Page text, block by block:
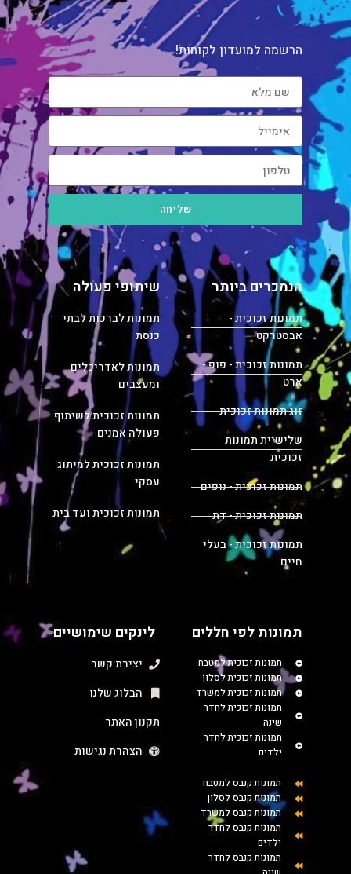
הרשמה למועדון לקוחות!
שליחה
הנמכרים ביותר
תמונות זכוכית -
אבסטרקט
תמונות זכוכית - פופ -
ארט
זוג תמונות זכוכית
שלישיית תמונות
זכוכית
תמונות זכוכית - נופים
תמונות זכוכית - דת
תמונות זכוכית - בעלי
חיים
שיתופי פעולה
תמונות לברכות לבתי
כנסת
תמונות לאדריכלים
ומעצבים
תמונות זכוכית לשיתוף
פעולה אמנים
תמונות זכוכית למיתוג
עסקי
תמונות זכוכית ועד בית
תמונות לפי חללים
תמונות זכוכית למטבח
תמונות זכוכית לסלון
תמונות זכוכית למשרד
תמונות זכוכית לחדר
שינה
תמונות זכוכית לחדר
ילדים
תמונות קנבס למטבח
תמונות קנבס לסלון
תמונות קנבס למשרד
תמונות קנבס לחדר
ילדים
תמונות קנבס לחדר
לינקים שימושיים
יצירת קשר
הבלוג שלנו
תקנון האתר
הצהרת נגישות